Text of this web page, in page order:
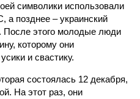
символики использовали
а позднее – украинский
После этого молодые люди
которому они
и свастику.
состоялась 12 декабря,
На этот раз, они